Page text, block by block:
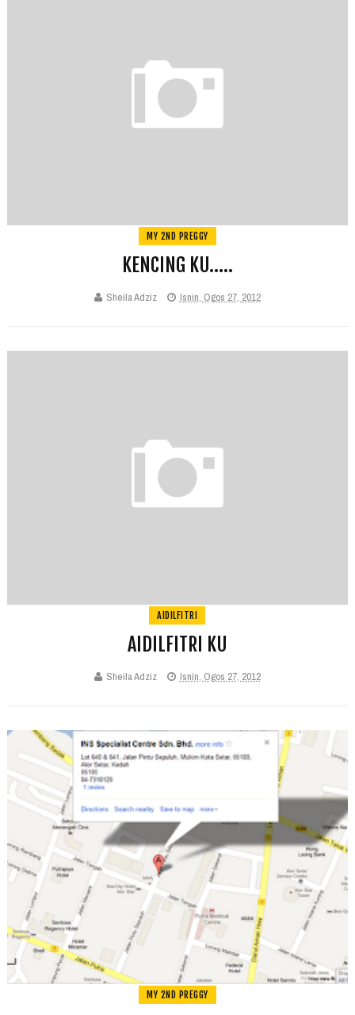
MY 2ND PREGGY
KENCING KU.....
Sheila Adziz Isnin, Ogos 27, 2012
AIDILFITRI
AIDILFITRI KU
Sheila Adziz Isnin, Ogos 27, 2012
MY 2ND PREGGY